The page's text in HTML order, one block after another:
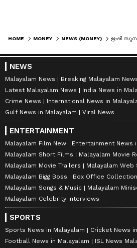
HOME MONEY NEWS (MONEY)
NEWS
Malayalam News
Breaking Malayalam
Latest Malayalam News
India News in
Crime News
International News in
Gulf News in Malayalam
Viral News
ENTERTAINMENT
Malayalam Film New
Entertainment News
Malayalam Short Films
Malayalam Movie
Malayalam Movie Trailers
Malayalam Web
Malayalam Bigg Boss
Box Office
Malayalam Songs & Music
Malayalam
Malayalam Celebrity Interviews
SPORTS
Sports News in Malayalam
Cricket News
Football News in Malayalam
ISL News